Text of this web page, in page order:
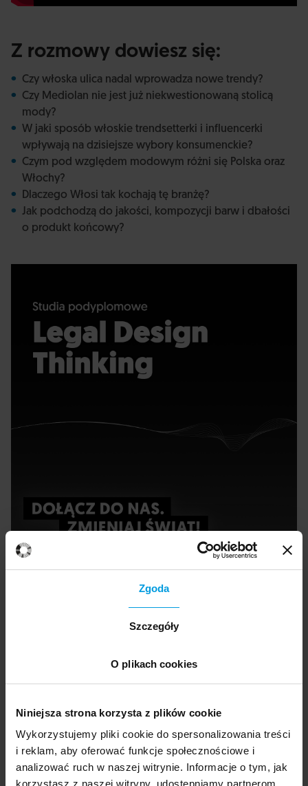
Zgoda
Szczegóły
O plikach cookies
Niniejsza strona korzysta z plików cookie
Wykorzystujemy pliki cookie do spersonalizowania treści
i reklam, aby oferować funkcje społecznościowe i
analizować ruch w naszej witrynie. Informacje o tym, jak
korzystasz z naszej witryny, udostępniamy partnerom
Z rozmowy dowiesz się:
Czy włoska ulica nadal wprowadza nowe trendy?
Czy Mediolan nie jest już niekwestionowaną stolicą
mody?
W jaki sposób włoskie trendsetterki i influencerki
wpływają na dzisiejsze wybory konsumenckie?
Czym pod względem modowym różni się Polska oraz
Włochy?
Dlaczego Włosi tak kochają tę branżę?
Jak podchodzą do jakości, kompozycji barw i dbałości
o produkt końcowy?
Italianistka, językoznawczyni, autorka
słowników oraz licznych artykułów
dotyczących języka i kultury Włoch.
Szczególnie zainteresowana badaniami
porównawczymi nad językami europejskimi (i
nie tylko) oraz tym, jak kultura przenika do